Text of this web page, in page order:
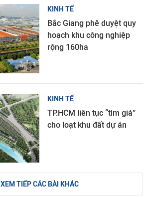
KINH TẾ
Bắc Giang phê duyệt quy
hoạch khu công nghiệp
rộng 160ha
KINH TẾ
TP.HCM liên tục “tìm giá”
cho loạt khu đất dự án
XEM TIẾP CÁC BÀI KHÁC